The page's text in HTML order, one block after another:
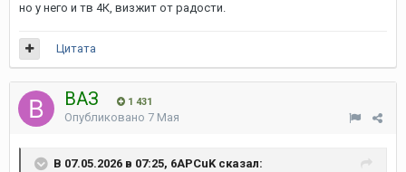
но у него и тв 4К, визжит от радости.
Цитата
ВАЗ 1 431
Опубликовано 7 Мая
В 07.05.2026 в 07:25, 6APCuK сказал: